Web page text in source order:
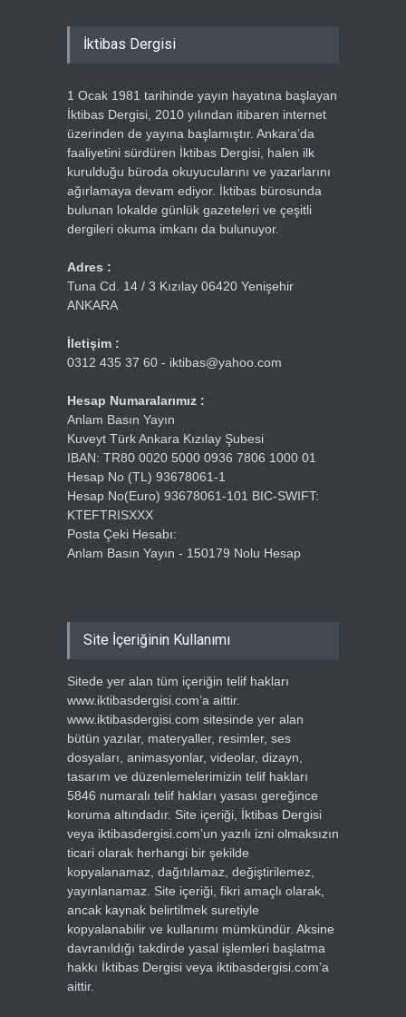
İktibas Dergisi
1 Ocak 1981 tarihinde yayın hayatına başlayan
İktibas Dergisi, 2010 yılından itibaren internet
üzerinden de yayına başlamıştır. Ankara’da
faaliyetini sürdüren İktibas Dergisi, halen ilk
kurulduğu büroda okuyucularını ve yazarlarını
ağırlamaya devam ediyor. İktibas bürosunda
bulunan lokalde günlük gazeteleri ve çeşitli
dergileri okuma imkanı da bulunuyor.
Adres :
Tuna Cd. 14 / 3 Kızılay 06420 Yenişehir
ANKARA
İletişim :
0312 435 37 60 - iktibas@yahoo.com
Hesap Numaralarımız :
Anlam Basın Yayın
Kuveyt Türk Ankara Kızılay Şubesi
IBAN: TR80 0020 5000 0936 7806 1000 01
Hesap No (TL) 93678061-1
Hesap No(Euro) 93678061-101 BIC-SWIFT:
KTEFTRISXXX
Posta Çeki Hesabı:
Anlam Basın Yayın - 150179 Nolu Hesap
Site İçeriğinin Kullanımı
Sitede yer alan tüm içeriğin telif hakları
www.iktibasdergisi.com’a aittir.
www.iktibasdergisi.com sitesinde yer alan
bütün yazılar, materyaller, resimler, ses
dosyaları, animasyonlar, videolar, dizayn,
tasarım ve düzenlemelerimizin telif hakları
5846 numaralı telif hakları yasası gereğince
koruma altındadır. Site içeriği, İktibas Dergisi
veya iktibasdergisi.com’un yazılı izni olmaksızın
ticari olarak herhangi bir şekilde
kopyalanamaz, dağıtılamaz, değiştirilemez,
yayınlanamaz. Site içeriği, fikri amaçlı olarak,
ancak kaynak belirtilmek suretiyle
kopyalanabilir ve kullanımı mümkündür. Aksine
davranıldığı takdirde yasal işlemleri başlatma
hakkı İktibas Dergisi veya iktibasdergisi.com’a
aittir.